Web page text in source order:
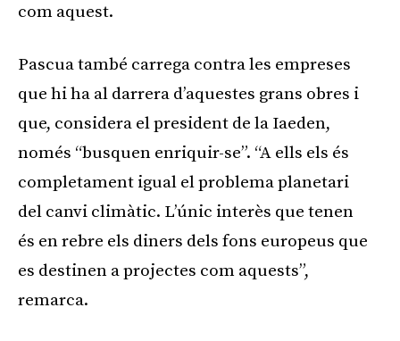
com aquest.
Pascua també carrega contra les empreses
que hi ha al darrera d’aquestes grans obres i
que, considera el president de la Iaeden,
només “busquen enriquir-se”. “A ells els és
completament igual el problema planetari
del canvi climàtic. L’únic interès que tenen
és en rebre els diners dels fons europeus que
es destinen a projectes com aquests”,
remarca.